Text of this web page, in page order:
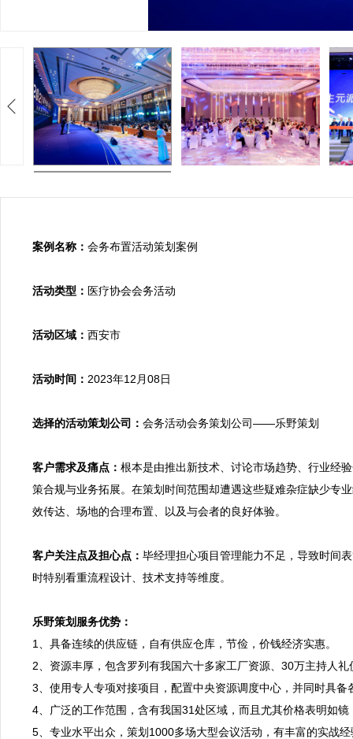
案例名称： 会务布置活动策划案例
活动类型： 医疗协会会务活动
活动区域： 西安市
活动时间： 2023年12月08日
选择的活动策划公司： 会务活动会务策划公司——乐野策划
客户需求及痛点： 根本是由推出新技术、讨论市场趋势、行业经
策合规与业务拓展。在策划时间范围却遭遇这些疑难杂症缺少专
效传达、场地的合理布置、以及与会者的良好体验。
客户关注点及担心点： 毕经理担心项目管理能力不足，导致时间
时特别看重流程设计、技术支持等维度。
乐野策划服务优势：
1、具备连续的供应链，自有供应仓库，节俭，价钱经济实惠。
2、资源丰厚，包含罗列有我国六十多家工厂资源、30万主持人
3、使用专人专项对接项目，配置中央资源调度中心，并同时具
4、广泛的工作范围，含有我国31处区域，而且尤其价格表明如
5、专业水平出众，策划1000多场大型会议活动，有丰富的实战